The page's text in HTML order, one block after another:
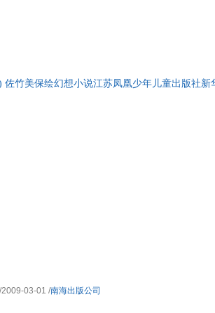
佐竹美保绘幻想小说江苏凤凰少年儿童出版社新
/2009-03-01 /南海出版公司